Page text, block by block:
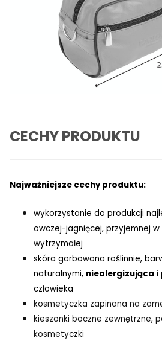
CECHY PRODUKTU
Najważniejsze cechy produktu:
wykorzystanie do produkcji
owczej-jagnięcej, przyjemnej
wytrzymałej
skóra garbowana roślinnie,
naturalnymi, niealergizująca i
człowieka
kosmetyczka zapinana na
kieszonki boczne zewnętrzne,
kosmetyczki